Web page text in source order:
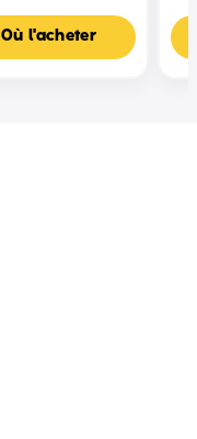
Où l'acheter